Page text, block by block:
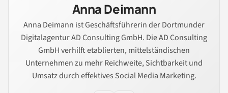
Anna Deimann
Anna Deimann ist Geschäftsführerin der Dortmunder
Digitalagentur AD Consulting GmbH. Die AD Consulting
GmbH verhilft etablierten, mittelständischen
Unternehmen zu mehr Reichweite, Sichtbarkeit und
Umsatz durch effektives Social Media Marketing.